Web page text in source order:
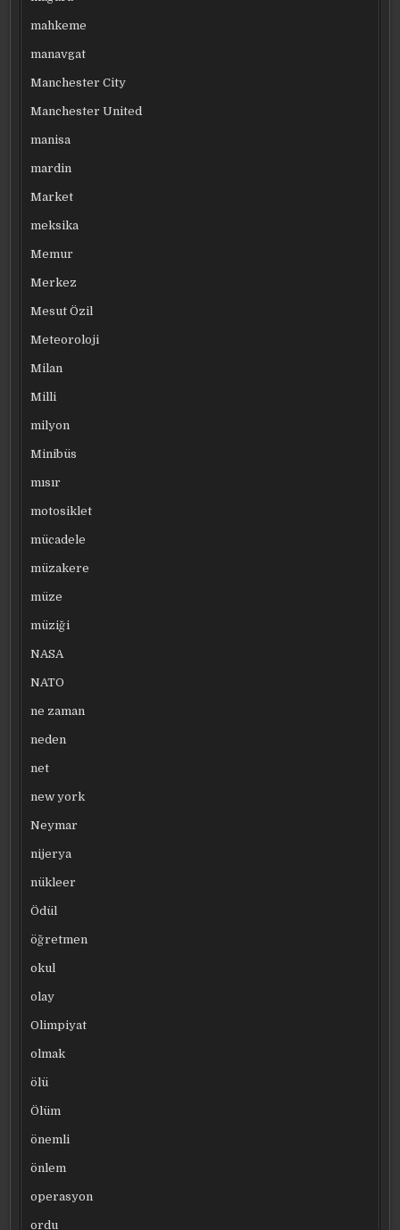
mahkeme
manavgat
Manchester City
Manchester United
manisa
mardin
Market
meksika
Memur
Merkez
Mesut Özil
Meteoroloji
Milan
Milli
milyon
Minibüs
mısır
motosiklet
mücadele
müzakere
müze
müziği
NASA
NATO
ne zaman
neden
net
new york
Neymar
nijerya
nükleer
Ödül
öğretmen
okul
olay
Olimpiyat
olmak
ölü
Ölüm
önemli
önlem
operasyon
ordu